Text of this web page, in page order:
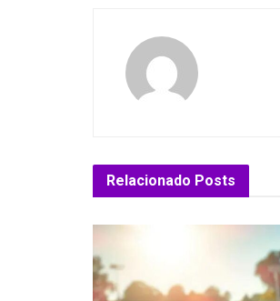
Relacionado Posts